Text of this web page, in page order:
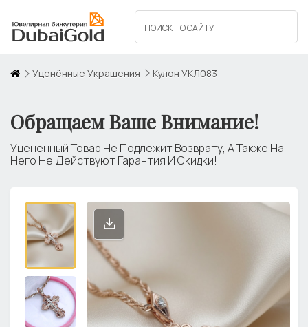
Уценённые Украшения Кулон УКЛ083
Обращаем Ваше Внимание!
Уцененный Товар Не Подлежит Возврату, А Также На
Него Не Действуют Гарантия И Скидки!